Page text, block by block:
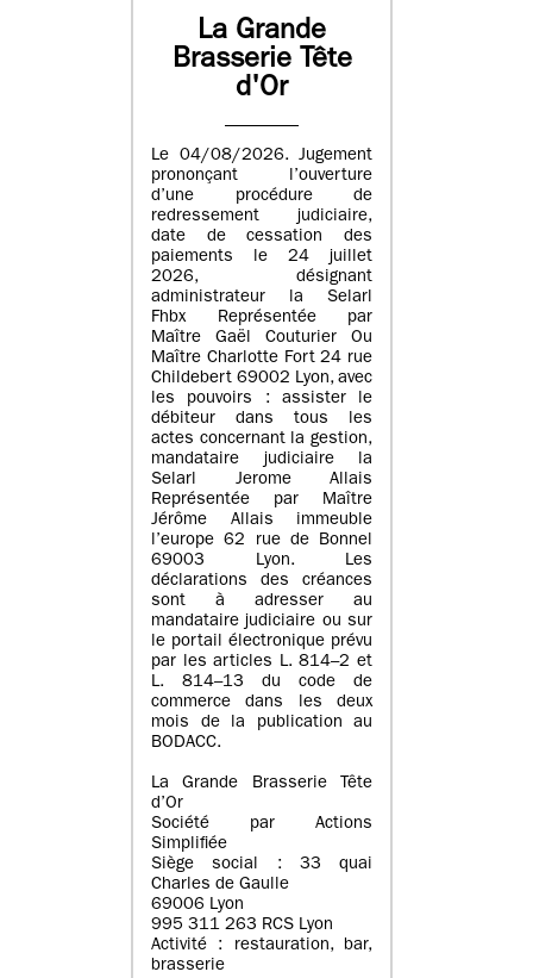
La Grande
Brasserie Tête
d'Or
Le 04/08/2026. Jugement
prononçant l’ouverture
d’une procédure de
redressement judiciaire,
date de cessation des
paiements le 24 juillet
2026, désignant
administrateur la Selarl
Fhbx Représentée par
Maître Gaël Couturier Ou
Maître Charlotte Fort 24 rue
Childebert 69002 Lyon, avec
les pouvoirs : assister le
débiteur dans tous les
actes concernant la gestion,
mandataire judiciaire la
Selarl Jerome Allais
Représentée par Maître
Jérôme Allais immeuble
l’europe 62 rue de Bonnel
69003 Lyon. Les
déclarations des créances
sont à adresser au
mandataire judiciaire ou sur
le portail électronique prévu
par les articles L. 814–2 et
L. 814–13 du code de
commerce dans les deux
mois de la publication au
BODACC.
La Grande Brasserie Tête
d’Or
Société par Actions
Simplifiée
Siège social : 33 quai
Charles de Gaulle
69006 Lyon
995 311 263 RCS Lyon
Activité : restauration, bar,
brasserie